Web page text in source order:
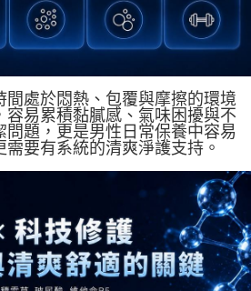
間處於悶熱、包覆與摩擦的環境
容易累積黏膩感、氣味困擾與不
問題，更是男性日常保養中容易
要有系統的清爽淨護支持。